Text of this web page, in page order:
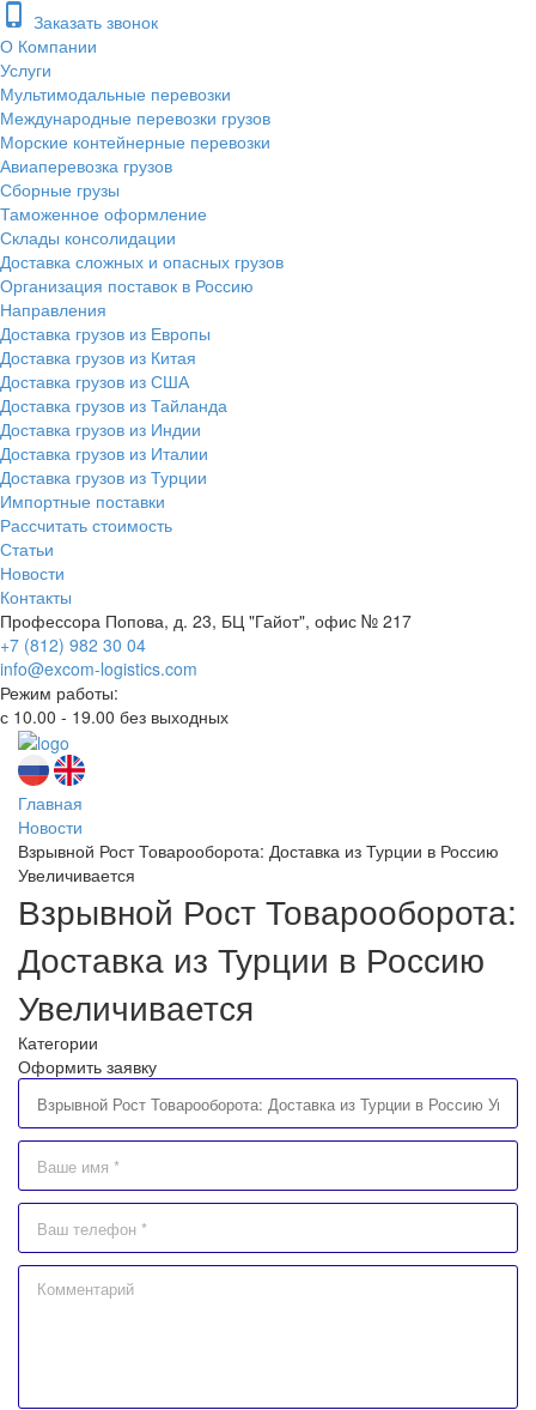
phone_iphone Заказать звонок
О Компании
Услуги
Мультимодальные перевозки
Международные перевозки грузов
Морские контейнерные перевозки
Авиаперевозка грузов
Сборные грузы
Таможенное оформление
Склады консолидации
Доставка сложных и опасных грузов
Организация поставок в Россию
Направления
Доставка грузов из Европы
Доставка грузов из Китая
Доставка грузов из США
Доставка грузов из Тайланда
Доставка грузов из Индии
Доставка грузов из Италии
Доставка грузов из Турции
Импортные поставки
Рассчитать стоимость
Статьи
Новости
Контакты
Профессора Попова, д. 23, БЦ "Гайот", офис № 217
+7 (812) 982 30 04
info@excom-logistics.com
Режим работы:
с 10.00 - 19.00 без выходных
Главная
Новости
Взрывной Рост Товарооборота: Доставка из Турции в Россию
Увеличивается
Взрывной Рост Товарооборота:
Доставка из Турции в Россию
Увеличивается
Категории
Оформить заявку